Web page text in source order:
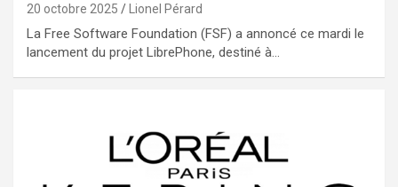
20 octobre 2025 Lionel Pérard
La Free Software Foundation (FSF) a annoncé ce mardi le
lancement du projet LibrePhone, destiné à…